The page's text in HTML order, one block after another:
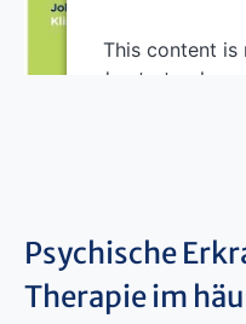
This content
due to
Psychische
Therapie im